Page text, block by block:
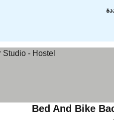
Bed And Bike